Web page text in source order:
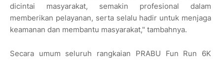
dicintai masyarakat, semakin profesional dalam
memberikan pelayanan, serta selalu hadir untuk menjaga
keamanan dan membantu masyarakat," tambahnya.
Secara umum seluruh rangkaian PRABU Fun Run 6K